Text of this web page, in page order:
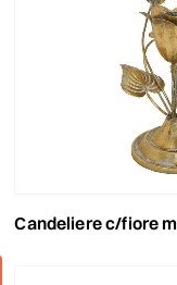
candeliere c/fiore metallo 17x14,5